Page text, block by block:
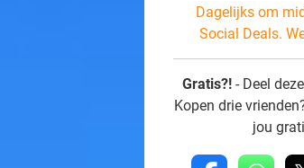
Dagelijks om
Social Deals.
Gratis?! - Deel
Kopen drie
jou